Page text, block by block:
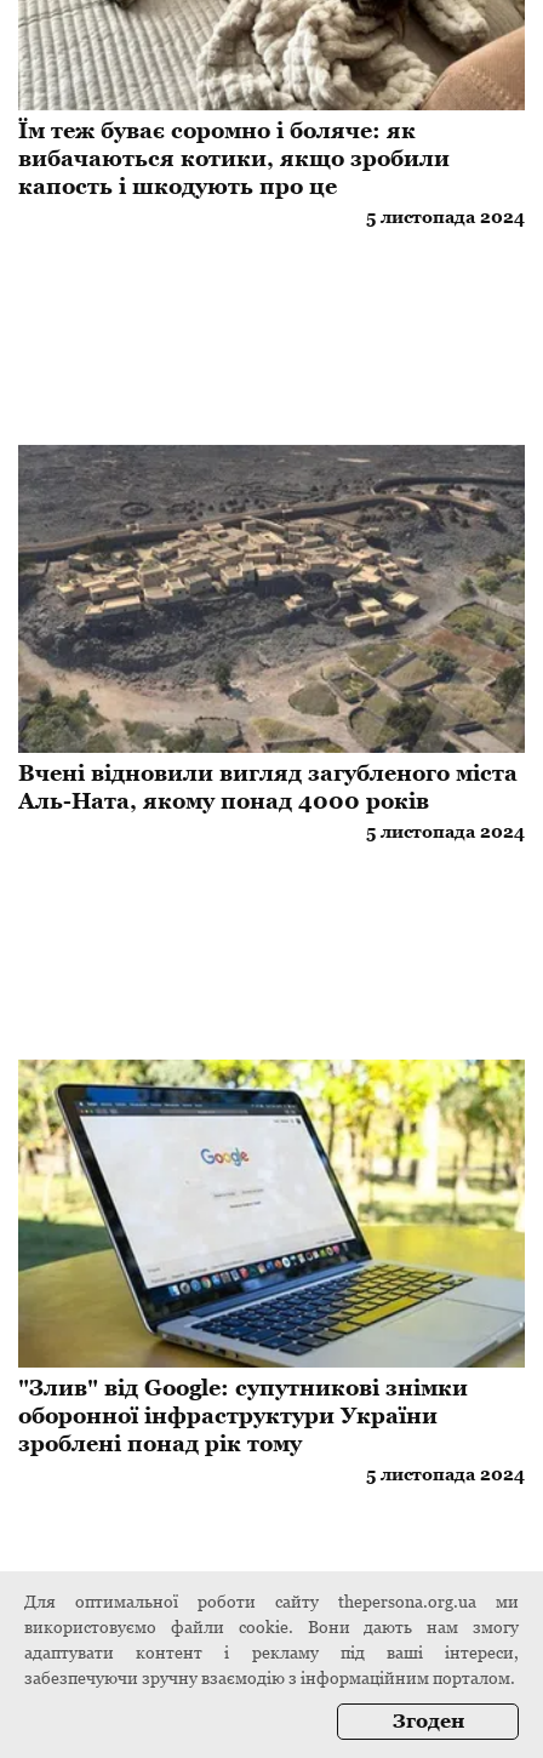
Їм теж буває соромно і боляче: як
вибачаються котики, якщо зробили
капость і шкодують про це
5 листопада 2024
Вчені відновили вигляд загубленого міста
Аль-Ната, якому понад 4000 років
5 листопада 2024
​"Злив" від Google: супутникові знімки
оборонної інфраструктури України
зроблені понад рік тому
5 листопада 2024
Для оптимальної роботи сайту thepersona.org.ua ми
використовуємо файли cookie. Вони дають нам змогу
адаптувати контент і рекламу під ваші інтереси,
забезпечуючи зручну взаємодію з інформаційним порталом.
Згоден